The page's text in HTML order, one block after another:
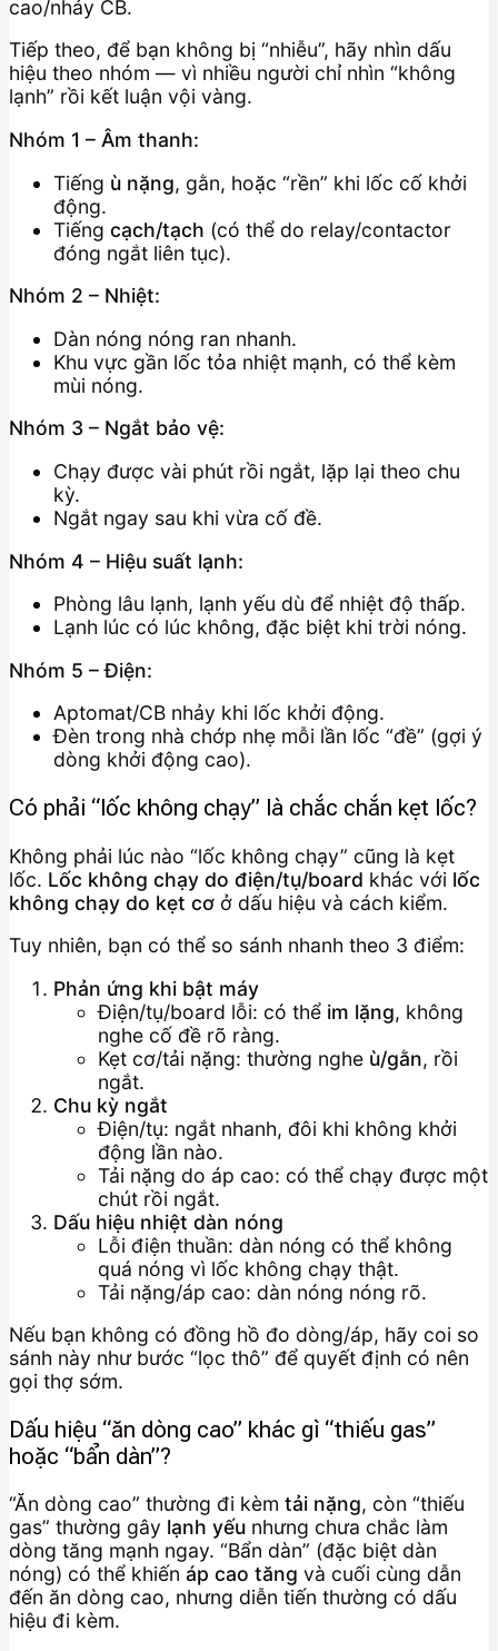
cao/nhảy CB.
Tiếp theo, để bạn không bị “nhiễu”, hãy nhìn dấu
hiệu theo nhóm — vì nhiều người chỉ nhìn “không
lạnh” rồi kết luận vội vàng.
Nhóm 1 – Âm thanh:
Tiếng ù nặng, gằn, hoặc “rền” khi lốc cố khởi
động.
Tiếng cạch/tạch (có thể do relay/contactor
đóng ngắt liên tục).
Nhóm 2 – Nhiệt:
Dàn nóng nóng ran nhanh.
Khu vực gần lốc tỏa nhiệt mạnh, có thể kèm
mùi nóng.
Nhóm 3 – Ngắt bảo vệ:
Chạy được vài phút rồi ngắt, lặp lại theo chu
kỳ.
Ngắt ngay sau khi vừa cố đề.
Nhóm 4 – Hiệu suất lạnh:
Phòng lâu lạnh, lạnh yếu dù để nhiệt độ thấp.
Lạnh lúc có lúc không, đặc biệt khi trời nóng.
Nhóm 5 – Điện:
Aptomat/CB nhảy khi lốc khởi động.
Đèn trong nhà chớp nhẹ mỗi lần lốc “đề” (gợi ý
dòng khởi động cao).
Có phải “lốc không chạy” là chắc chắn kẹt lốc?
Không phải lúc nào “lốc không chạy” cũng là kẹt
lốc. Lốc không chạy do điện/tụ/board khác với lốc
không chạy do kẹt cơ ở dấu hiệu và cách kiểm.
Tuy nhiên, bạn có thể so sánh nhanh theo 3 điểm:
Phản ứng khi bật máy
Điện/tụ/board lỗi: có thể im lặng, không
nghe cố đề rõ ràng.
Kẹt cơ/tải nặng: thường nghe ù/gằn, rồi
ngắt.
Chu kỳ ngắt
Điện/tụ: ngắt nhanh, đôi khi không khởi
động lần nào.
Tải nặng do áp cao: có thể chạy được một
chút rồi ngắt.
Dấu hiệu nhiệt dàn nóng
Lỗi điện thuần: dàn nóng có thể không
quá nóng vì lốc không chạy thật.
Tải nặng/áp cao: dàn nóng nóng rõ.
Nếu bạn không có đồng hồ đo dòng/áp, hãy coi so
sánh này như bước “lọc thô” để quyết định có nên
gọi thợ sớm.
Dấu hiệu “ăn dòng cao” khác gì “thiếu gas”
hoặc “bẩn dàn”?
“Ăn dòng cao” thường đi kèm tải nặng, còn “thiếu
gas” thường gây lạnh yếu nhưng chưa chắc làm
dòng tăng mạnh ngay. “Bẩn dàn” (đặc biệt dàn
nóng) có thể khiến áp cao tăng và cuối cùng dẫn
đến ăn dòng cao, nhưng diễn tiến thường có dấu
hiệu đi kèm.